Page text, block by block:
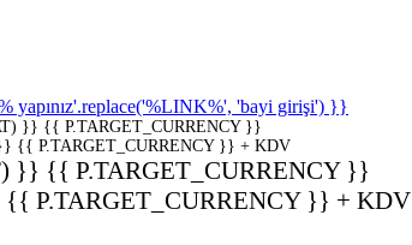
yapınız'.replace('%LINK%', 'bayi girişi') }}
}} {{ P.TARGET_CURRENCY }}
{{ P.TARGET_CURRENCY }} + KDV
}} {{ P.TARGET_CURRENCY }}
{{ P.TARGET_CURRENCY }} + KDV